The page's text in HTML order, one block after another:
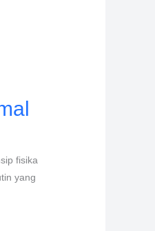
fisika
yang